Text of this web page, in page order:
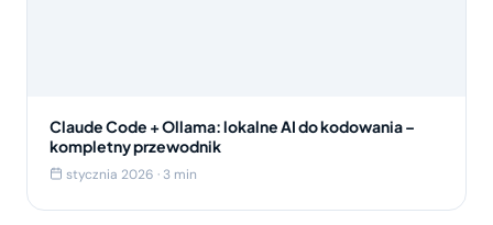
Claude Code + Ollama: lokalne AI do kodowania –
kompletny przewodnik
stycznia 2026 · 3 min